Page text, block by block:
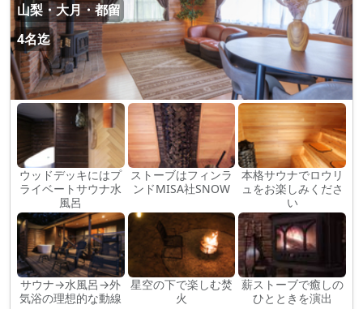
山梨・大月・都留
4名迄
ウッドデッキにはプ
ライベートサウナ水
風呂
ストーブはフィンラ
ンドMISA社SNOW
本格サウナでロウリ
ュをお楽しみくださ
い
サウナ→水風呂→外
気浴の理想的な動線
星空の下で楽しむ焚
火
薪ストーブで癒しの
ひとときを演出